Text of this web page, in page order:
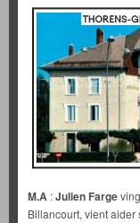
M.A :Julien Farge
Billancourt, vient aider